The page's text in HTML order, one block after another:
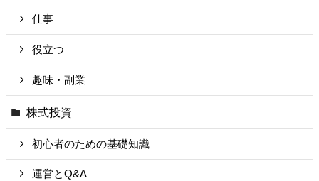
仕事
役立つ
趣味・副業
株式投資
初心者のための基礎知識
運営とQ&A